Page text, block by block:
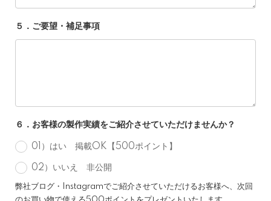
５．ご要望・補足事項
６．お客様の製作実績をご紹介させていただけませんか？
01）はい 掲載OK【500ポイント】
02）いいえ 非公開
弊社ブログ・Instagramでご紹介させていただけるお客様へ、次回